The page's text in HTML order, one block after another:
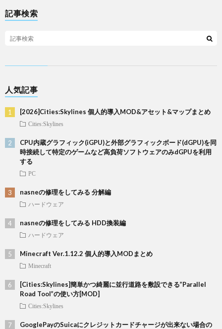
記事検索
人気記事
[2026]Cities:Skylines 個人的導入MOD&アセット&マップまとめ
Cities:Skylines
CPU内蔵グラフィック(iGPU)と外部グラフィックボード(dGPU)を同
時接続して特定のゲームなど高負荷ソフトウェアのみdGPUを利用
する
PC
nasneの修理をしてみる 分解編
ハードウェア
nasneの修理をしてみる HDD換装編
ハードウェア
Minecraft Ver.1.12.2 個人的導入MODまとめ
Minecraft
[Cities:Skylines]簡単かつ綺麗に並行道路を敷設できる”Parallel
Road Tool”の使い方[MOD]
Cities:Skylines
GooglePayのSuicaにクレジットカードチャージが出来ない場合の